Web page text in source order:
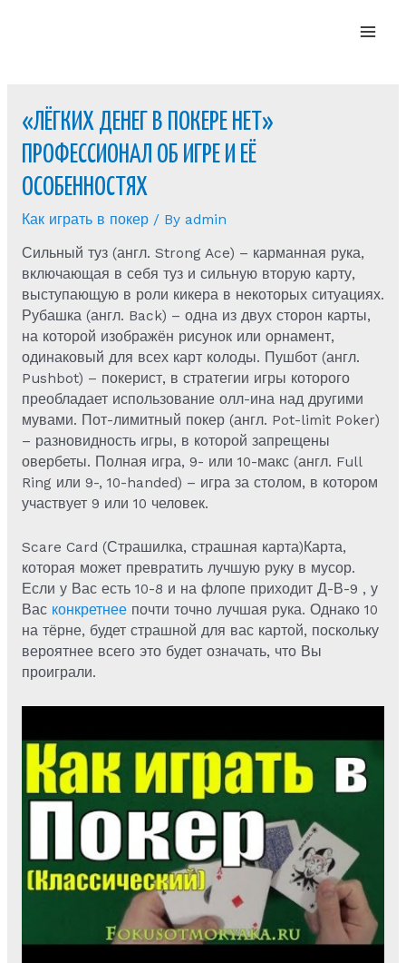
«ЛЁГКИХ ДЕНЕГ В ПОКЕРЕ НЕТ»
ПРОФЕССИОНАЛ ОБ ИГРЕ И ЕЁ
ОСОБЕННОСТЯХ
Как играть в покер/ By admin
Сильный туз (англ. Strong Ace) – карманная рука,
включающая в себя туз и сильную вторую карту,
выступающую в роли кикера в некоторых ситуациях.
Рубашка (англ. Back) – одна из двух сторон карты,
на которой изображён рисунок или орнамент,
одинаковый для всех карт колоды. Пушбот (англ.
Pushbot) – покерист, в стратегии игры которого
преобладает использование олл-ина над другими
мувами. Пот-лимитный покер (англ. Pot-limit Poker)
– разновидность игры, в которой запрещены
овербеты. Полная игра, 9- или 10-макс (англ. Full
Ring или 9-, 10-handed) – игра за столом, в котором
участвует 9 или 10 человек.
Scare Card (Страшилка, страшная карта)Карта,
которая может превратить лучшую руку в мусор.
Если у Вас есть 10-8 и на флопе приходит Д-В-9 , у
Вас конкретнеепочти точно лучшая рука. Однако 10
на тёрне, будет страшной для вас картой, поскольку
вероятнее всего это будет означать, что Вы
проиграли.